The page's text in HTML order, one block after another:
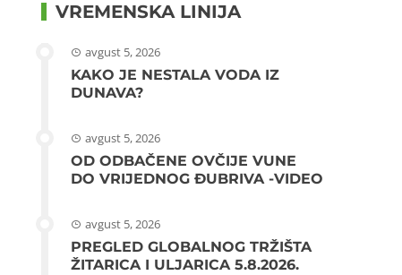
VREMENSKA LINIJA
avgust 5, 2026
KAKO JE NESTALA VODA IZ
DUNAVA?
avgust 5, 2026
OD ODBAČENE OVČIJE VUNE
DO VRIJEDNOG ĐUBRIVA -VIDEO
avgust 5, 2026
PREGLED GLOBALNOG TRŽIŠTA
ŽITARICA I ULJARICA 5.8.2026.